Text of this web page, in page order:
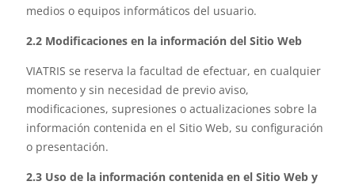
medios o equipos informáticos del usuario.
2.2 Modificaciones en la información del Sitio Web
VIATRIS se reserva la facultad de efectuar, en cualquier
momento y sin necesidad de previo aviso,
modificaciones, supresiones o actualizaciones sobre la
información contenida en el Sitio Web, su configuración
o presentación.
2.3 Uso de la información contenida en el Sitio Web y